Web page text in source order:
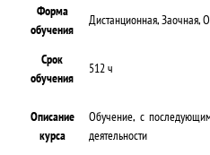
Форма
обучения
Дистанционная, Заочная,
Срок
обучения
512 ч
Описание
курса
Обучение, с
деятельности